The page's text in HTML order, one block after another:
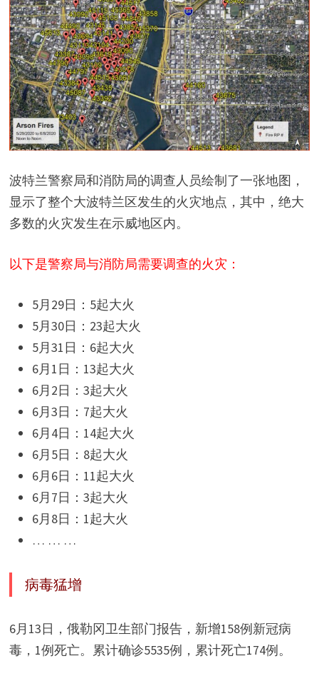
波特兰警察局和消防局的调查人员绘制了一张地图，
显示了整个大波特兰区发生的火灾地点，其中，绝大
多数的火灾发生在示威地区内。
以下是警察局与消防局需要调查的火灾：
5月29日：5起大火
5月30日：23起大火
5月31日：6起大火
6月1日：13起大火
6月2日：3起大火
6月3日：7起大火
6月4日：14起大火
6月5日：8起大火
6月6日：11起大火
6月7日：3起大火
6月8日：1起大火
… … …
病毒猛增
6月13日，俄勒冈卫生部门报告，新增158例新冠病
毒，1例死亡。累计确诊5535例，累计死亡174例。